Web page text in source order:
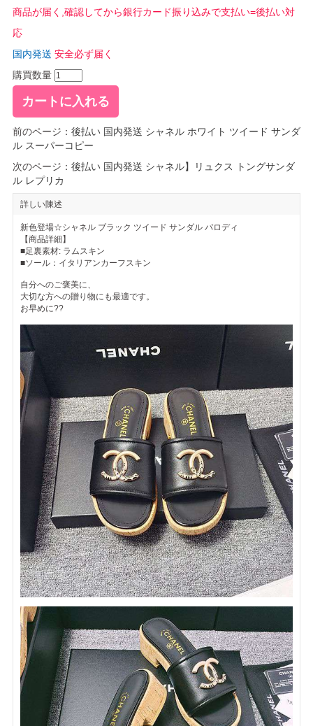
商品が届く,確認してから銀行カード振り込みで支払い=後払い対
応
国内発送 安全必ず届く
購買数量
前のページ： 後払い 国内発送 シャネル ホワイト ツイード サンダ
ル スーパーコピー
次のページ： 後払い 国内発送 シャネル】リュクス トングサンダ
ル レプリカ
詳しい陳述
新色登場☆シャネル ブラック ツイード サンダル パロディ
【商品詳細】
■足裏素材: ラムスキン
■ソール：イタリアンカーフスキン
自分へのご褒美に、
大切な方への贈り物にも最適です。
お早めに??